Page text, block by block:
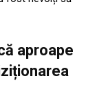
aproape